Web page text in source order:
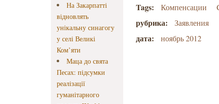
На Закарпатті
відновлять
унікальну синагогу
у селі Великі
Ком’яти
Маца до свята
Песах: підсумки
реалізації
гуманітарного
Tags: Компенсации
рубрика: Заявления
дата: ноябрь 2012